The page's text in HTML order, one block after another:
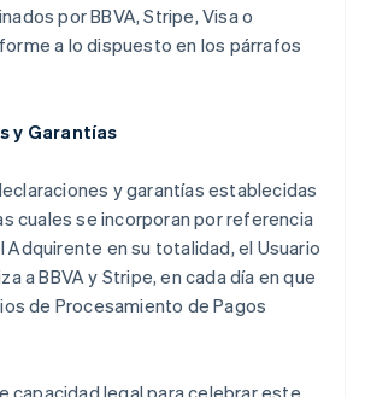
por BBVA, Stripe, Visa o
a lo dispuesto en los párrafos
y Garantías
y garantías establecidas
cuales se incorporan por referencia
Adquirente en su totalidad, el Usuario
a BBVA y Stripe, en cada día en que
de Procesamiento de Pagos
capacidad legal para celebrar este